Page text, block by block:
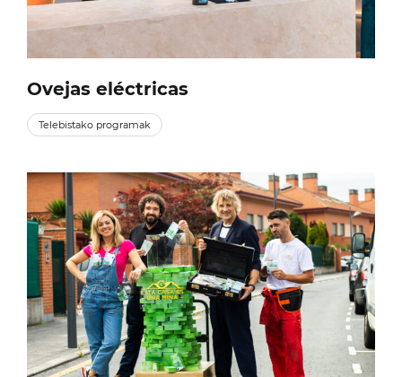
Ovejas eléctricas
Telebistako programak